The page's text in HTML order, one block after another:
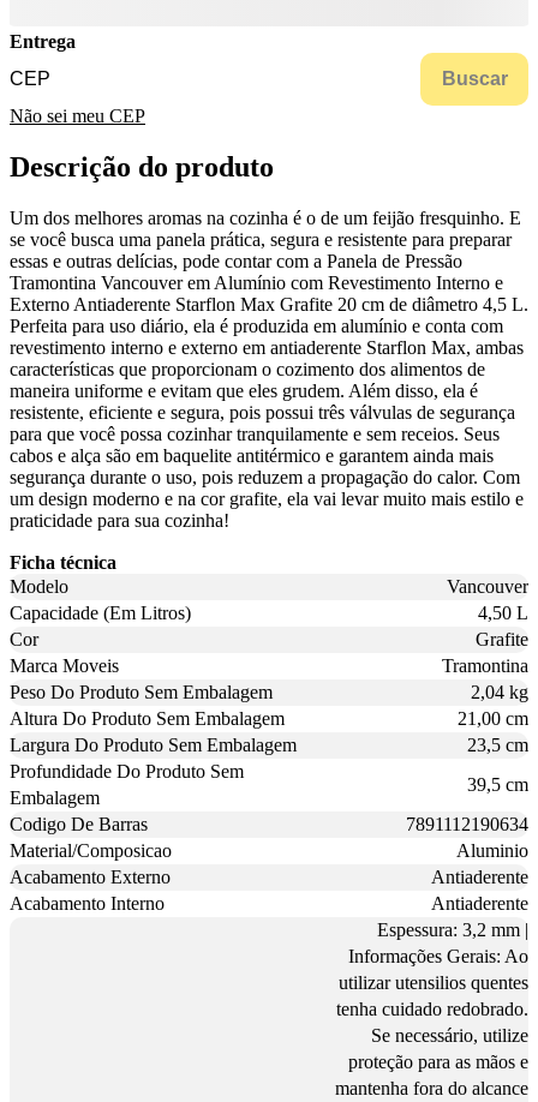
Entrega
Buscar
Não sei meu CEP
Descrição do produto
Um dos melhores aromas na cozinha é o de um feijão fresquinho. E
se você busca uma panela prática, segura e resistente para preparar
essas e outras delícias, pode contar com a Panela de Pressão
Tramontina Vancouver em Alumínio com Revestimento Interno e
Externo Antiaderente Starflon Max Grafite 20 cm de diâmetro 4,5 L.
Perfeita para uso diário, ela é produzida em alumínio e conta com
revestimento interno e externo em antiaderente Starflon Max, ambas
características que proporcionam o cozimento dos alimentos de
maneira uniforme e evitam que eles grudem. Além disso, ela é
resistente, eficiente e segura, pois possui três válvulas de segurança
para que você possa cozinhar tranquilamente e sem receios. Seus
cabos e alça são em baquelite antitérmico e garantem ainda mais
segurança durante o uso, pois reduzem a propagação do calor. Com
um design moderno e na cor grafite, ela vai levar muito mais estilo e
praticidade para sua cozinha!
Ficha técnica
Modelo
Vancouver
Capacidade (Em Litros)
4,50 L
Cor
Grafite
Marca Moveis
Tramontina
Peso Do Produto Sem Embalagem
2,04 kg
Altura Do Produto Sem Embalagem
21,00 cm
Largura Do Produto Sem Embalagem
23,5 cm
Profundidade Do Produto Sem
Embalagem
39,5 cm
Codigo De Barras
7891112190634
Material/Composicao
Aluminio
Acabamento Externo
Antiaderente
Acabamento Interno
Antiaderente
Espessura: 3,2 mm |
Informações Gerais: Ao
utilizar utensilios quentes
tenha cuidado redobrado.
Se necessário, utilize
proteção para as mãos e
mantenha fora do alcance